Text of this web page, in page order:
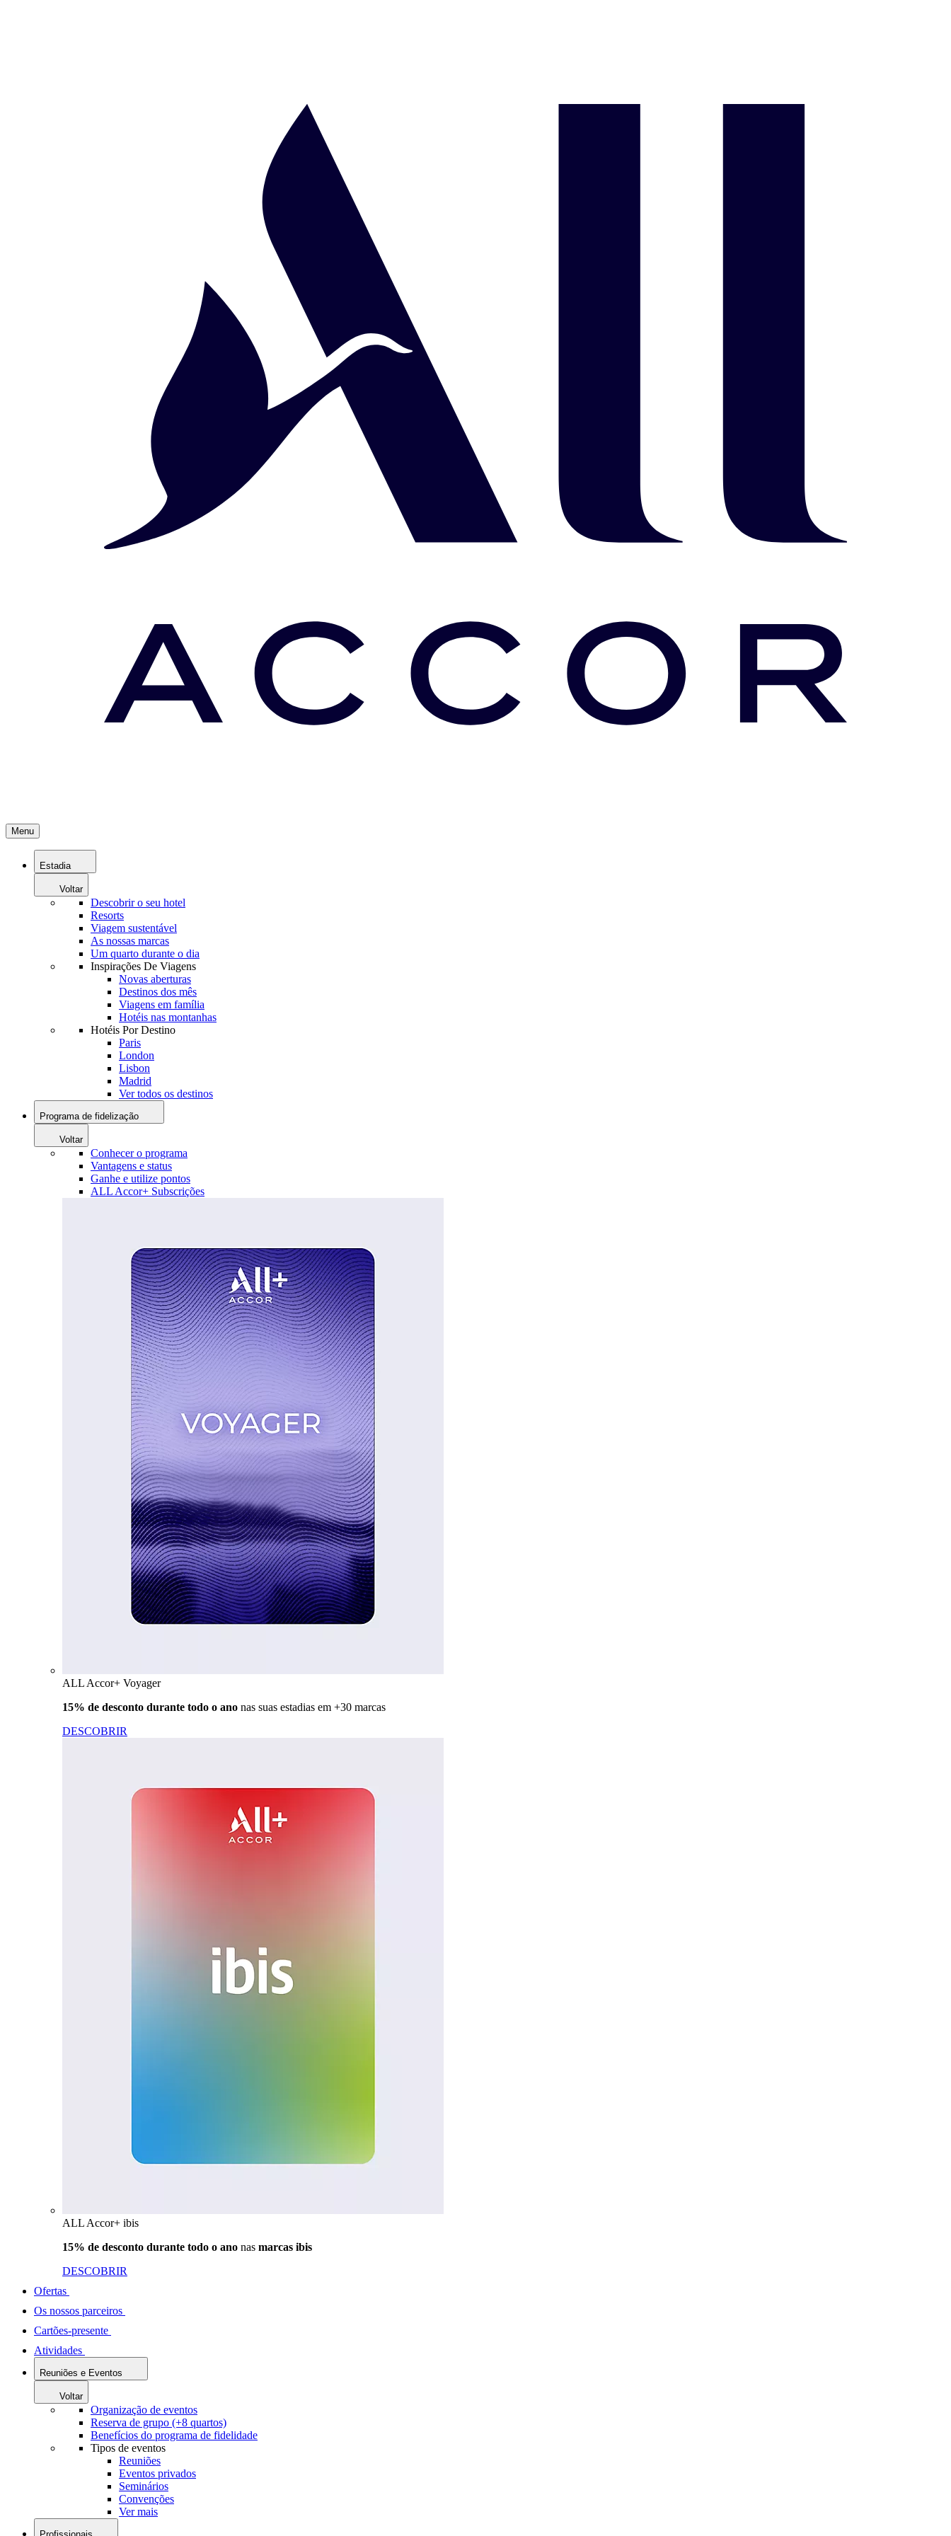
Menu
Estadia
Voltar
Descobrir o seu hotel
Resorts
Viagem sustentável
As nossas marcas
Um quarto durante o dia
Inspirações De Viagens
Novas aberturas
Destinos dos mês
Viagens em família
Hotéis nas montanhas
Hotéis Por Destino
Paris
London
Lisbon
Madrid
Ver todos os destinos
Programa de fidelização
Voltar
Conhecer o programa
Vantagens e status
Ganhe e utilize pontos
ALL Accor+ Subscrições
ALL Accor+ Voyager
15% de desconto durante todo o ano nas suas estadias em +30 marcas
DESCOBRIR
ALL Accor+ ibis
15% de desconto durante todo o ano nas marcas ibis
DESCOBRIR
Ofertas
Os nossos parceiros
Cartões-presente
Atividades
Reuniões e Eventos
Voltar
Organização de eventos
Reserva de grupo (+8 quartos)
Benefícios do programa de fidelidade
Tipos de eventos
Reuniões
Eventos privados
Seminários
Convenções
Ver mais